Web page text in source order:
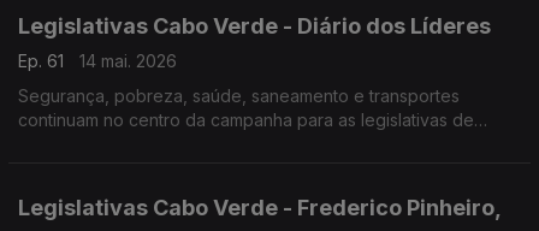
Legislativas Cabo Verde - Diário dos Líderes
Ep. 61
14 mai. 2026
Segurança, pobreza, saúde, saneamento e transportes
continuam no centro da campanha para as legislativas de
Legislativas Cabo Verde - Frederico Pinheiro,